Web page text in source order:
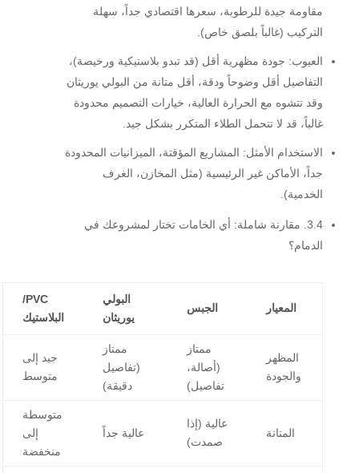
مقاومة جيدة للرطوبة، سعرها اقتصادي جداً، سهلة
التركيب (غالباً بلصق خاص).
العيوب: جودة مظهرية أقل (قد تبدو بلاستيكية ورخيصة)،
التفاصيل أقل وضوحاً ودقة، أقل متانة من البولي يوريثان
وقد تتشوه مع الحرارة العالية، خيارات التصميم محدودة
غالباً، قد لا تتحمل الطلاء المتكرر بشكل جيد.
الاستخدام الأمثل: المشاريع المؤقتة، الميزانيات المحدودة
جداً، الأماكن غير الرئيسية (مثل المخازن، الغرف
الخدمية).
3.4. مقارنة شاملة: أي الخامات تختار لمشروعك في
الدمام؟
المعيار الجبس
البولي
يوريثان
PVC/
البلاستيك
المظهر
والجودة
ممتاز
(أصالة،
تفاصيل)
ممتاز
(تفاصيل
دقيقة)
جيد إلى
متوسط
المتانة
عالية (إذا
صمدت)
عالية جداً
متوسطة
إلى
منخفضة